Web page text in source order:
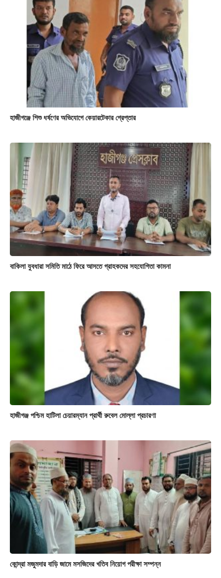
হাজীগঞ্জে শিশু ধর্ষণের অভিযোগে কেয়ারটেকার গ্রেপ্তার
বাকিলা যুবধারা সমিতি মাঠে ফিরে আসতে গ্রাহকদের সহযোগিতা কামনা
হাজীগঞ্জ পশ্চিম হাটিলা চেয়ারম্যান প্রার্থী রুবেল মোল্লা প্রচারণা
কোন্দ্রা মজুমদার বাড়ি জামে মসজিদের খতিব নিয়োগ পরীক্ষা সম্পন্ন